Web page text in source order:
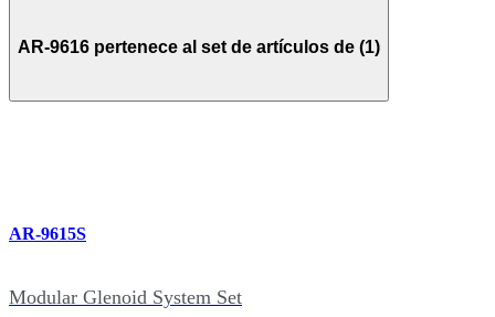
AR-9616 pertenece al set de artículos de (1)
AR-9615S
Modular Glenoid System Set